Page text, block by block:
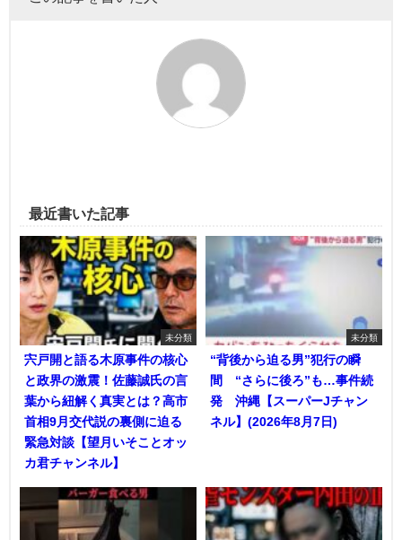
最近書いた記事
未分類
宍戸開と語る木原事件の核心
と政界の激震！佐藤誠氏の言
葉から紐解く真実とは？高市
首相9月交代説の裏側に迫る
緊急対談【望月いそことオッ
カ君チャンネル】
未分類
“背後から迫る男”犯行の瞬
間 “さらに後ろ”も…事件続
発 沖縄【スーパーJチャン
ネル】(2026年8月7日)